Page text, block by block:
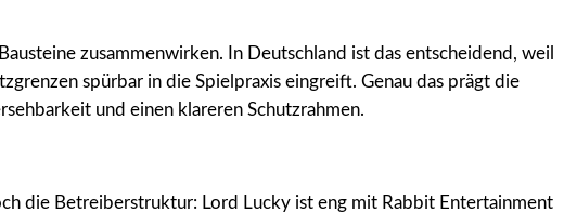
zusammenwirken. In Deutschland ist das entscheidend, weil
spürbar in die Spielpraxis eingreift. Genau das prägt die
und einen klareren Schutzrahmen.
die Betreiberstruktur: Lord Lucky ist eng mit Rabbit Entertainment